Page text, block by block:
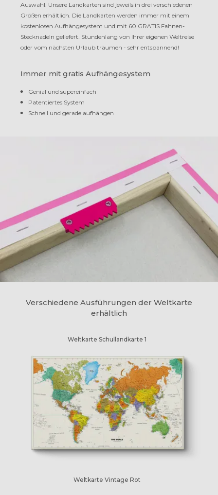
Auswahl. Unsere Land­kar­ten sind jeweils in drei verschiedenen
Größen erhältlich. Die Landkarten werden immer mit einem
kos­ten­lo­sen Aufhängesystem und mit 60 GRATIS Fahnen-
Stecknadeln ge­lie­fert. Stundenlang von Ihrer eigenen Weltreise
oder vom nächsten Urlaub träumen - sehr entspannend!
Immer mit gratis Aufhängesystem
Genial und supereinfach
Patentiertes System
Schnell und gerade aufhängen
Verschiedene Ausführungen der Weltkarte
erhältlich
Weltkarte Schullandkarte 1
Weltkarte Vintage Rot